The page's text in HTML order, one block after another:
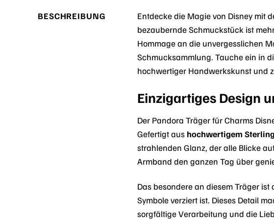
BESCHREIBUNG Entdecke die Magie von Disney mit
bezaubernde Schmuckstück ist
Hommage an die unvergesslichen
Schmucksammlung. Tauche ein in
hochwertiger Handwerkskunst und
Einzigartiges Design
Der Pandora Träger für Charms
Gefertigt aus hochwertigem
strahlenden Glanz, der alle Blicke
Armband den ganzen Tag über
Das besondere an diesem Träger ist
Symbole verziert ist. Dieses Detail
sorgfältige Verarbeitung und die